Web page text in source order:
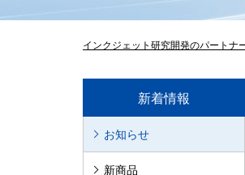
インクジェット研究開発のパートナ
新着情報
お知らせ
新商品